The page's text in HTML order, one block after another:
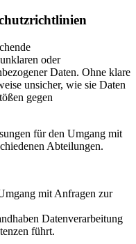
oder
Daten. Ohne klare
unsicher, wie sie Daten
gegen
für den Umgang mit
Abteilungen.
mit Anfragen zur
Datenverarbeitung
führt.